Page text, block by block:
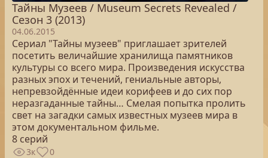
Тайны Музеев / Museum Secrets Revealed /
Сезон 3 (2013)
04.06.2015
Сериал "Тайны музеев" приглашает зрителей
посетить величайшие хранилища памятников
культуры со всего мира. Произведения искусства
разных эпох и течений, гениальные авторы,
непревзойдённые идеи корифеев и до сих пор
неразгаданные тайны… Смелая попытка пролить
свет на загадки самых известных музеев мира в
этом документальном фильме.
8 серий
3к 0